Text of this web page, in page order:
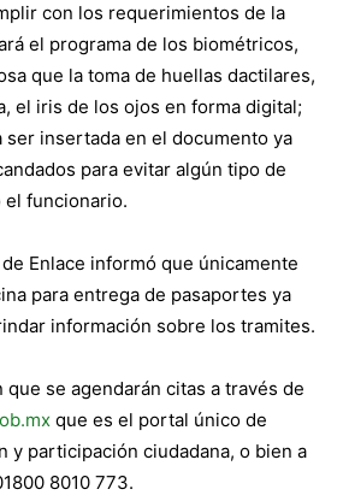
con los requerimientos de la
el programa de los biométricos,
que la toma de huellas dactilares,
el iris de los ojos en forma digital;
ser insertada en el documento ya
para evitar algún tipo de
el funcionario.
Enlace informó que únicamente
para entrega de pasaportes ya
información sobre los tramites.
que se agendarán citas a través de
que es el portal único de
y participación ciudadana, o bien a
8010 773.